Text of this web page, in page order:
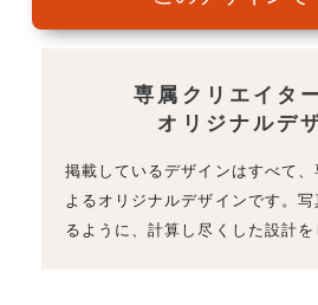
専属クリエイタ
オリジナルデ
掲載しているデザインはすべて
よるオリジナルデザインです。
るように、計算し尽くした設計を